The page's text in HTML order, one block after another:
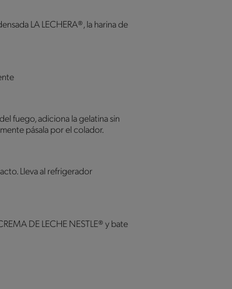
LA LECHERA®, la harina de
fuego, adiciona la gelatina sin
pásala por el colador.
Lleva al refrigerador
DE LECHE NESTLE® y bate